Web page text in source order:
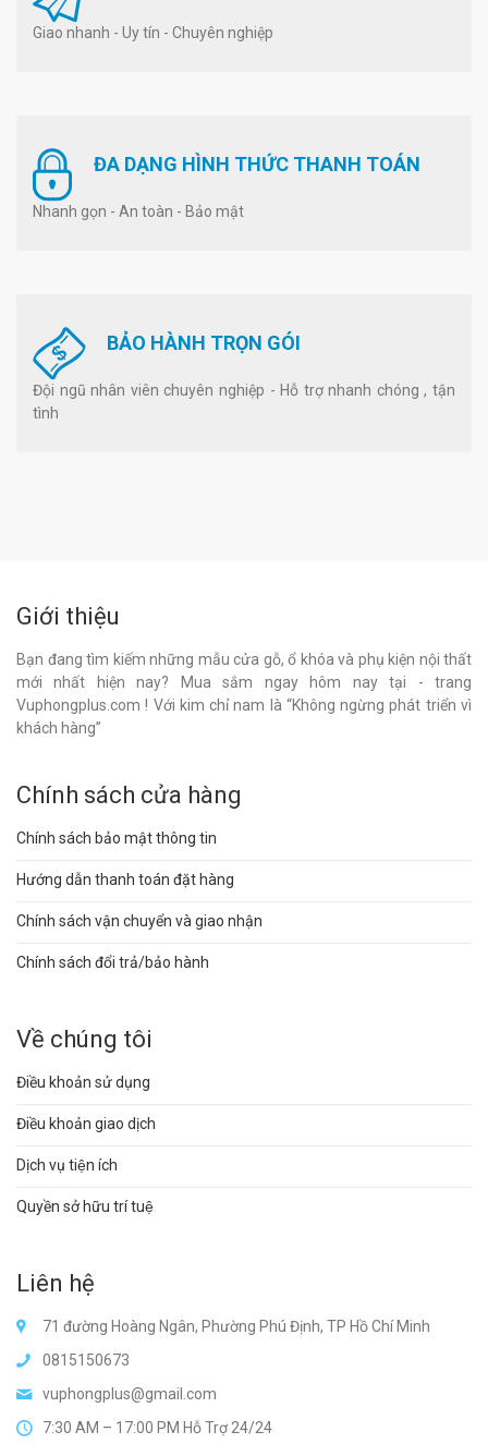
Giao nhanh - Uy tín - Chuyên nghiệp
ĐA DẠNG HÌNH THỨC THANH TOÁN
Nhanh gọn - An toàn - Bảo mật
BẢO HÀNH TRỌN GÓI
Đội ngũ nhân viên chuyên nghiệp - Hỗ trợ nhanh chóng , tận
tình
Giới thiệu
Bạn đang tìm kiếm những mẫu cửa gỗ, ổ khóa và phụ kiện nội thất
mới nhất hiện nay? Mua sắm ngay hôm nay tại - trang
Vuphongplus.com ! Với kim chỉ nam là “Không ngừng phát triển vì
khách hàng”
Chính sách cửa hàng
Chính sách bảo mật thông tin
Hướng dẫn thanh toán đặt hàng
Chính sách vận chuyển và giao nhận
Chính sách đổi trả/bảo hành
Về chúng tôi
Điều khoản sử dụng
Điều khoản giao dịch
Dịch vụ tiện ích
Quyền sở hữu trí tuệ
Liên hệ
71 đường Hoàng Ngân, Phường Phú Định, TP Hồ Chí Minh
0815150673
vuphongplus@gmail.com
7:30 AM – 17:00 PM Hỗ Trợ 24/24